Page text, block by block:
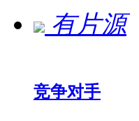
有片源
竞争对手